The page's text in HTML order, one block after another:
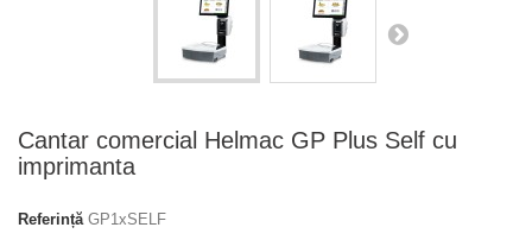
Cantar comercial Helmac GP Plus Self cu
imprimanta
Referință GP1xSELF